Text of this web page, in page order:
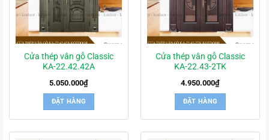
Cửa thép vân gỗ Classic
KA-22.42.42A
5.050.000₫
ĐẶT HÀNG
Cửa thép vân gỗ Classic
KA-22.43-2TK
4.950.000₫
ĐẶT HÀNG